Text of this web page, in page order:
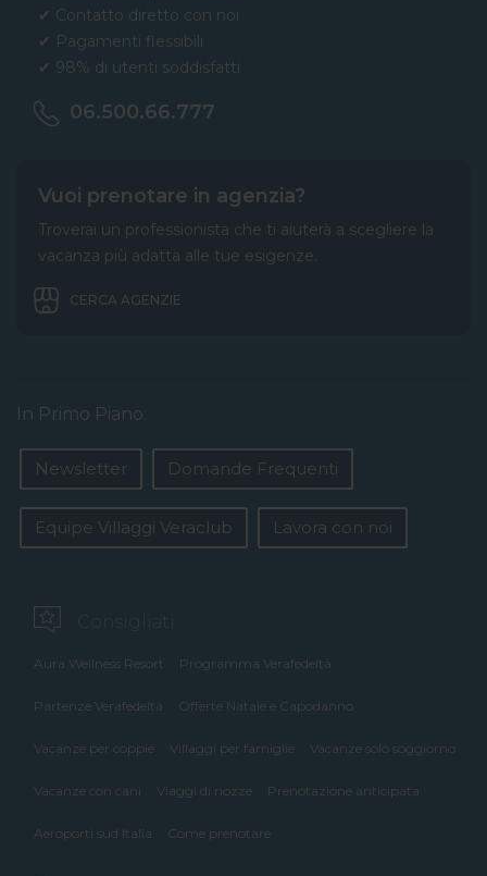
✔ Contatto diretto con noi
✔ Pagamenti flessibili
✔ 98% di utenti soddisfatti
06.500.66.777
Vuoi prenotare in agenzia?
Troverai un professionista che ti aiuterà a scegliere la
vacanza più adatta alle tue esigenze.
CERCA AGENZIE
In Primo Piano:
Newsletter Domande Frequenti
Equipe Villaggi Veraclub Lavora con noi
Consigliati
Aura Wellness Resort Programma Verafedeltà
Partenze Verafedeltà Offerte Natale e Capodanno
Vacanze per coppie Villaggi per famiglie Vacanze solo soggiorno
Vacanze con cani Viaggi di nozze Prenotazione anticipata
Aeroporti sud Italia Come prenotare